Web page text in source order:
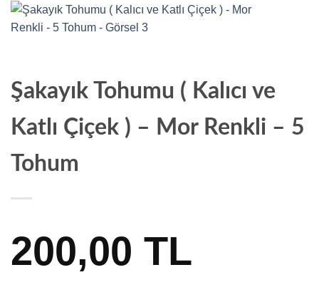
Şakayık Tohumu ( Kalıcı ve
Katlı Çiçek ) – Mor Renkli – 5
Tohum
200,00 TL